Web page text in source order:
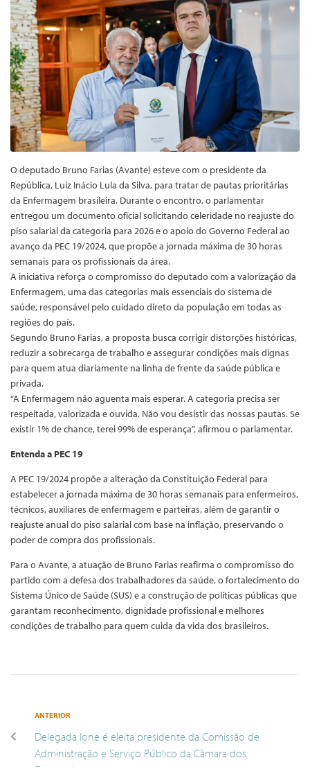
O deputado Bruno Farias (Avante) esteve com o presidente da
República, Luiz Inácio Lula da Silva, para tratar de pautas prioritárias
da Enfermagem brasileira. Durante o encontro, o parlamentar
entregou um documento oficial solicitando celeridade no reajuste do
piso salarial da categoria para 2026 e o apoio do Governo Federal ao
avanço da PEC 19/2024, que propõe a jornada máxima de 30 horas
semanais para os profissionais da área.
A iniciativa reforça o compromisso do deputado com a valorização da
Enfermagem, uma das categorias mais essenciais do sistema de
saúde, responsável pelo cuidado direto da população em todas as
regiões do país.
Segundo Bruno Farias, a proposta busca corrigir distorções históricas,
reduzir a sobrecarga de trabalho e assegurar condições mais dignas
para quem atua diariamente na linha de frente da saúde pública e
privada.
“A Enfermagem não aguenta mais esperar. A categoria precisa ser
respeitada, valorizada e ouvida. Não vou desistir das nossas pautas. Se
existir 1% de chance, terei 99% de esperança”, afirmou o parlamentar.
Entenda a PEC 19
A PEC 19/2024 propõe a alteração da Constituição Federal para
estabelecer a jornada máxima de 30 horas semanais para enfermeiros,
técnicos, auxiliares de enfermagem e parteiras, além de garantir o
reajuste anual do piso salarial com base na inflação, preservando o
poder de compra dos profissionais.
Para o Avante, a atuação de Bruno Farias reafirma o compromisso do
partido com a defesa dos trabalhadores da saúde, o fortalecimento do
Sistema Único de Saúde (SUS) e a construção de políticas públicas que
garantam reconhecimento, dignidade profissional e melhores
condições de trabalho para quem cuida da vida dos brasileiros.
ANTERIOR
Delegada Ione é eleita presidente da Comissão de
Administração e Serviço Público da Câmara dos